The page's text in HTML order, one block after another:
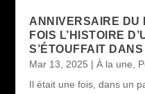
ANNIVERSAIRE DU
FOIS L’HISTOIRE
S’ÉTOUFFAIT
Mar 13, 2025 |À la une
Il était une fois, dans un